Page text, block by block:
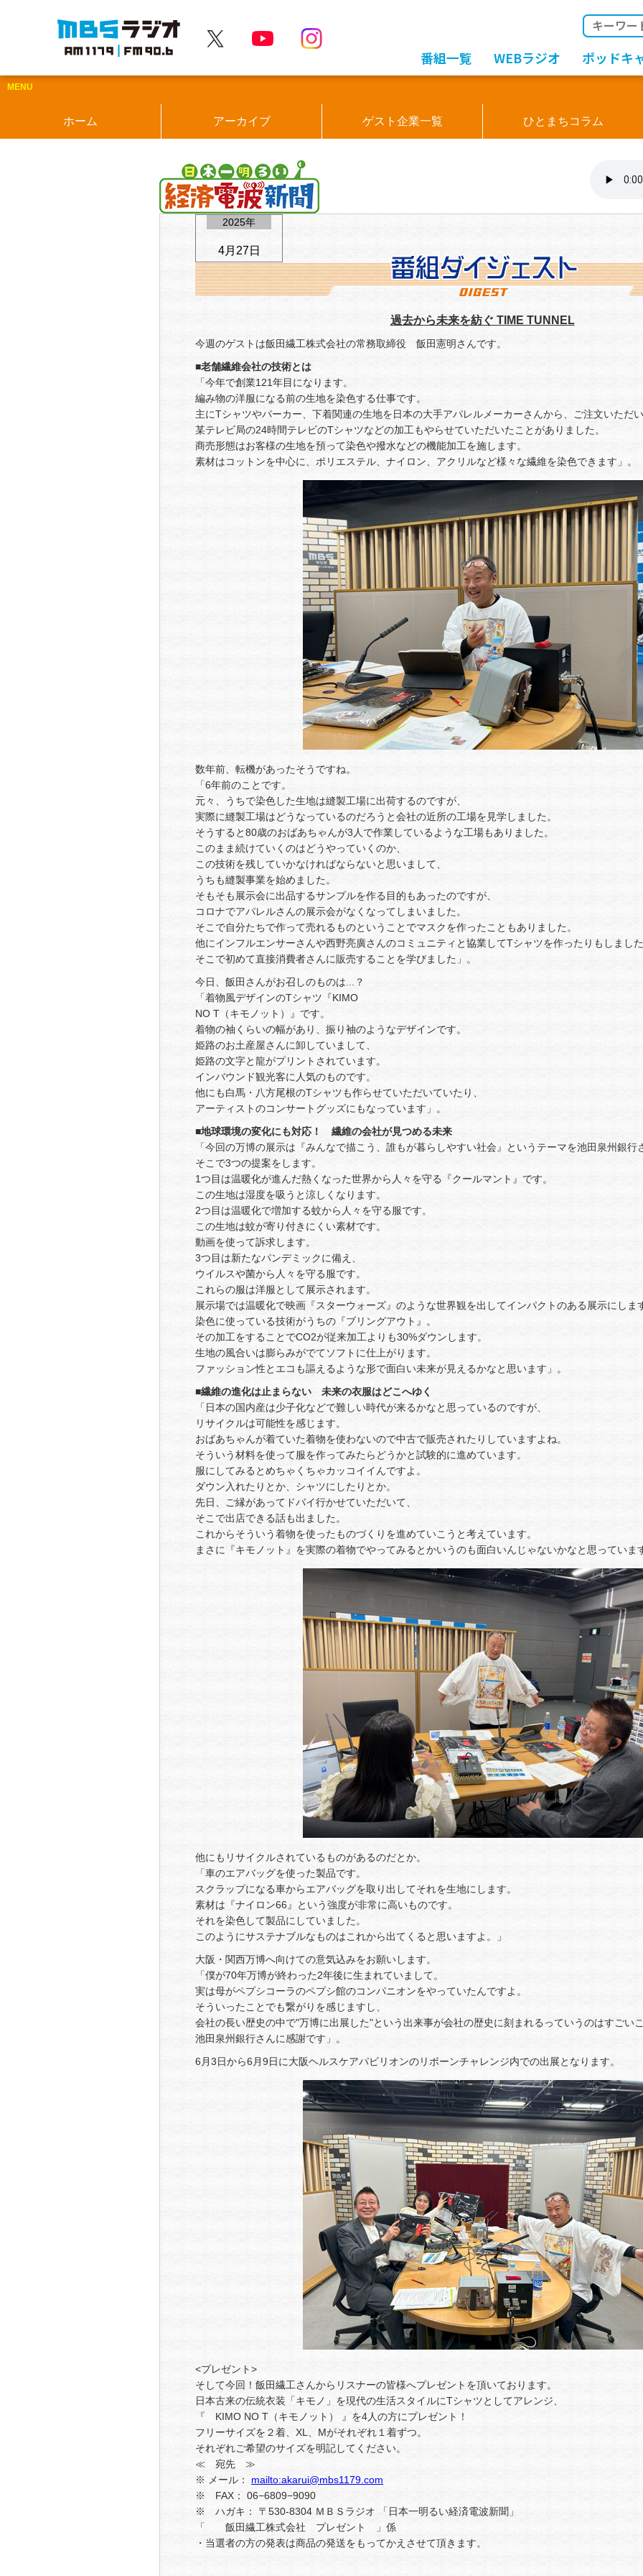
MBSラジオ 1179|FM90.6 番組一覧 WEBラジオ ポッドキ
MENU
ホーム アーカイブ ゲスト企業一覧 ひとまちコラム
2025年
4月27日
過去から未来を紡ぐ TIME TUNNEL
今週のゲストは飯田繊工株式会社の常務取締役 飯田憲明さんです。
■老舗繊維会社の技術とは
「今年で創業121年目になります。
編み物の洋服になる前の生地を染色する仕事です。
主にTシャツやパーカー、下着関連の生地を日本の大手アパレルメーカーさんから、ご注文いただ
某テレビ局の24時間テレビのTシャツなどの加工もやらせていただいたことがありました。
商売形態はお客様の生地を預って染色や撥水などの機能加工を施します。
素材はコットンを中心に、ポリエステル、ナイロン、アクリルなど様々な繊維を染色できます」。
数年前、転機があったそうですね。
「6年前のことです。
元々、うちで染色した生地は縫製工場に出荷するのですが、
実際に縫製工場はどうなっているのだろうと会社の近所の工場を見学しました。
そうすると80歳のおばあちゃんが3人で作業しているような工場もありました。
このまま続けていくのはどうやっていくのか、
この技術を残していかなければならないと思いまして、
うちも縫製事業を始めました。
そもそも展示会に出品するサンプルを作る目的もあったのですが、
コロナでアパレルさんの展示会がなくなってしまいました。
そこで自分たちで作って売れるものということでマスクを作ったこともありました。
他にインフルエンサーさんや西野亮廣さんのコミュニティと協業してTシャツを作ったりもしまし
そこで初めて直接消費者さんに販売することを学びました」。
今日、飯田さんがお召しのものは...？
「着物風デザインのTシャツ『KIMO
NO T（キモノット）』です。
着物の袖くらいの幅があり、振り袖のようなデザインです。
姫路のお土産屋さんに卸していまして、
姫路の文字と龍がプリントされています。
インバウンド観光客に人気のものです。
他にも白馬・八方尾根のTシャツも作らせていただいていたり、
アーティストのコンサートグッズにもなっています」。
■地球環境の変化にも対応！ 繊維の会社が見つめる未来
「今回の万博の展示は『みんなで描こう、誰もが暮らしやすい社会』というテーマを池田泉州銀
そこで3つの提案をします。
1つ目は温暖化が進んだ熱くなった世界から人々を守る『クールマント』です。
この生地は湿度を吸うと涼しくなります。
2つ目は温暖化で増加する蚊から人々を守る服です。
この生地は蚊が寄り付きにくい素材です。
動画を使って訴求します。
3つ目は新たなパンデミックに備え、
ウイルスや菌から人々を守る服です。
これらの服は洋服として展示されます。
展示場では温暖化で映画『スターウォーズ』のような世界観を出してインパクトのある展示にしま
染色に使っている技術がうちの『ブリングアウト』。
その加工をすることでCO2が従来加工よりも30%ダウンします。
生地の風合いは膨らみがでてソフトに仕上がります。
ファッション性とエコも謳えるような形で面白い未来が見えるかなと思います」。
■繊維の進化は止まらない 未来の衣服はどこへゆく
「日本の国内産は少子化などで難しい時代が来るかなと思っているのですが、
リサイクルは可能性を感じます。
おばあちゃんが着ていた着物を使わないので中古で販売されたりしていますよね。
そういう材料を使って服を作ってみたらどうかと試験的に進めています。
服にしてみるとめちゃくちゃカッコイイんですよ。
ダウン入れたりとか、シャツにしたりとか。
先日、ご縁があってドバイ行かせていただいて、
そこで出店できる話も出ました。
これからそういう着物を使ったものづくりを進めていこうと考えています。
まさに『キモノット』を実際の着物でやってみるとかいうのも面白いんじゃないかなと思っていま
他にもリサイクルされているものがあるのだとか。
「車のエアバッグを使った製品です。
スクラップになる車からエアバッグを取り出してそれを生地にします。
素材は『ナイロン66』という強度が非常に高いものです。
それを染色して製品にしていました。
このようにサステナブルなものはこれから出てくると思いますよ。」
大阪・関西万博へ向けての意気込みをお願いします。
「僕が70年万博が終わった2年後に生まれていまして。
実は母がペプシコーラのペプシ館のコンパニオンをやっていたんですよ。
そういったことでも繋がりを感じますし、
会社の長い歴史の中で"万博に出展した"という出来事が会社の歴史に刻まれるっていうのはすごい
池田泉州銀行さんに感謝です」。
6月3日から6月9日に大阪ヘルスケアパビリオンのリボーンチャレンジ内での出展となります。
<プレゼント>
そして今回！飯田繊工さんからリスナーの皆様へプレゼントを頂いております。
日本古来の伝統衣装「キモノ」を現代の生活スタイルにTシャツとしてアレンジ、
『 KIMO NO T（キモノット） 』を4人の方にプレゼント！
フリーサイズを２着、XL、Mがそれぞれ１着ずつ。
それぞれご希望のサイズを明記してください。
≪ 宛先 ≫
※ メール： mailto:akarui@mbs1179.com
※ FAX： 06−6809−9090
※ ハガキ： 〒530-8304 ＭＢＳラジオ 「日本一明るい経済電波新聞」
「 飯田繊工株式会社 プレゼント 」係
・当選者の方の発表は商品の発送をもってかえさせて頂きます。